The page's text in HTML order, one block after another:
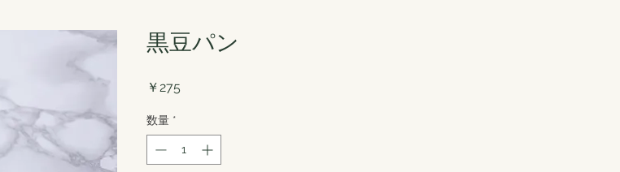
黒豆パン
￥275
数量 *